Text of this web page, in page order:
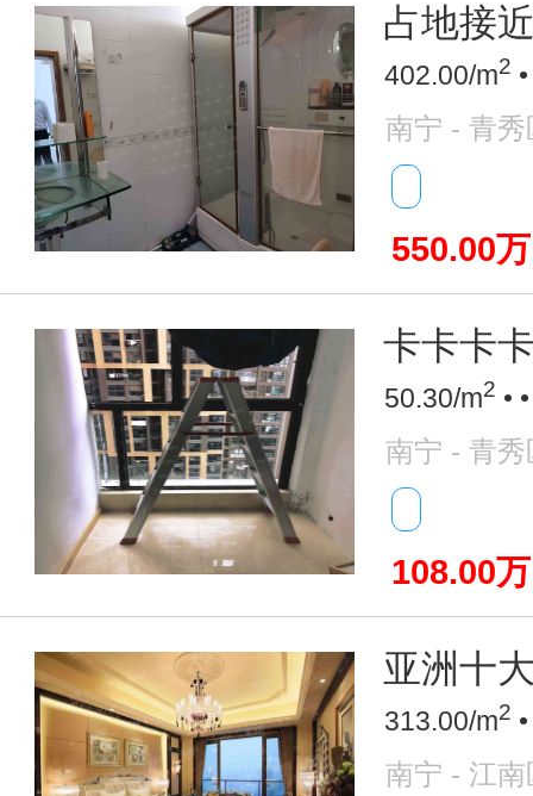
占地接
402.00/m2
南宁 - 青秀
550.00万
卡卡卡
50.30/m2 •
南宁 - 青秀
108.00万
亚洲十
313.00/m2
南宁 - 江南